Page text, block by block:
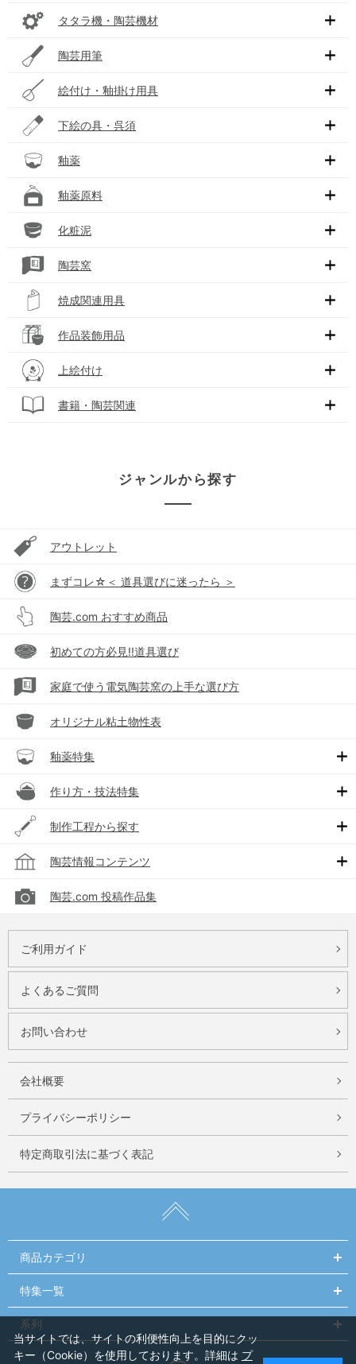
タタラ機・陶芸機材
陶芸用筆
絵付け・釉掛け用具
下絵の具・呉須
釉薬
釉薬原料
化粧泥
陶芸窯
焼成関連用具
作品装飾用品
上絵付け
書籍・陶芸関連
ジャンルから探す
アウトレット
まずコレ☆＜ 道具選びに迷ったら ＞
陶芸.com おすすめ商品
初めての方必見!!道具選び
家庭で使う電気陶芸窯の上手な選び方
オリジナル粘土物性表
釉薬特集
作り方・技法特集
制作工程から探す
陶芸情報コンテンツ
陶芸.com 投稿作品集
ご利用ガイド
よくあるご質問
お問い合わせ
会社概要
プライバシーポリシー
特定商取引法に基づく表記
商品カテゴリ
特集一覧
系列
当サイトでは、サイトの利便性向上を目的にクッ
キー（Cookie）を使用しております。詳細は プ